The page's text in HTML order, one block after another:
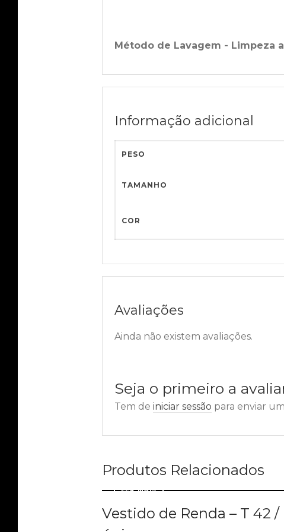
Método de Lavagem - Limpeza
Informação adicional
PESO
TAMANHO
COR
Avaliações
Ainda não existem avaliações.
Seja o primeiro a
Tem de iniciar sessão para enviar
Produtos Relacionados
Vestido de Renda – T 42 /
LER MAIS